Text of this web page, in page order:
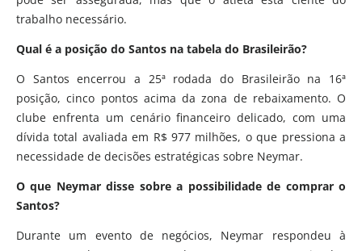
trabalho necessário.
Qual é a posição do Santos na tabela do Brasileirão?
O Santos encerrou a 25ª rodada do Brasileirão na 16ª
posição, cinco pontos acima da zona de rebaixamento. O
clube enfrenta um cenário financeiro delicado, com uma
dívida total avaliada em R$ 977 milhões, o que pressiona a
necessidade de decisões estratégicas sobre Neymar.
O que Neymar disse sobre a possibilidade de comprar o
Santos?
Durante um evento de negócios, Neymar respondeu à